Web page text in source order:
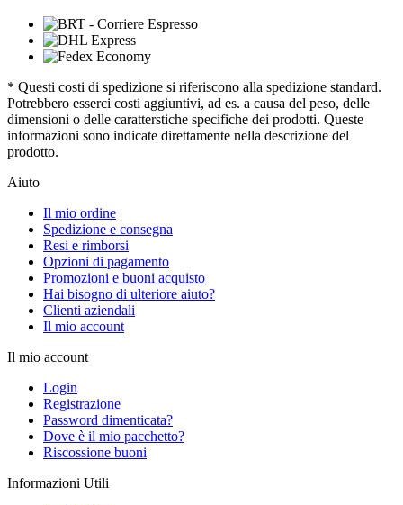
* Questi costi di spedizione si riferiscono alla spedizione standard.
Potrebbero esserci costi aggiuntivi, ad es. a causa del peso, delle
dimensioni o delle caratterstiche specifiche dei prodotti. Queste
informazioni sono indicate direttamente nella descrizione del
prodotto.
Aiuto
Il mio ordine
Spedizione e consegna
Resi e rimborsi
Opzioni di pagamento
Promozioni e buoni acquisto
Hai bisogno di ulteriore aiuto?
Clienti aziendali
Il mio account
Il mio account
Login
Registrazione
Password dimenticata?
Dove è il mio pacchetto?
Riscossione buoni
Informazioni Utili